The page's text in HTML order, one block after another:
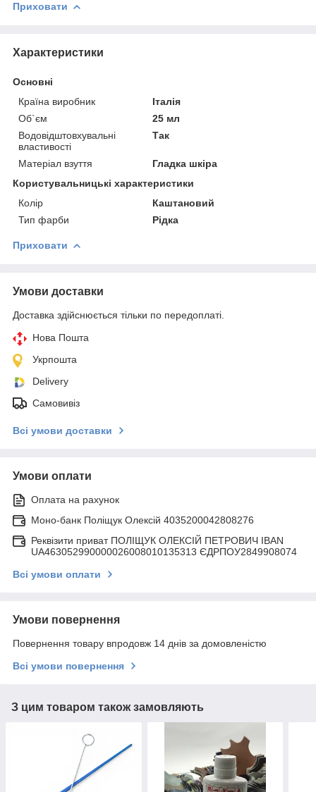
Приховати
Характеристики
Основні
Країна виробник
Італія
Об`єм
25 мл
Водовідштовхувальні
властивості
Так
Матеріал взуття
Гладка шкіра
Користувальницькі характеристики
Колір
Каштановий
Тип фарби
Рідка
Приховати
Умови доставки
Доставка здійснюється тільки по передоплаті.
Нова Пошта
Укрпошта
Delivery
Самовивіз
Всі умови доставки
Умови оплати
Оплата на рахунок
Моно-банк Поліщук Олексій 4035200042808276
Реквізити приват ПОЛІЩУК ОЛЕКСІЙ ПЕТРОВИЧ IBAN
UA463052990000026008010135313 ЄДРПОУ2849908074
Всі умови оплати
Умови повернення
Повернення товару впродовж 14 днів за домовленістю
Всі умови повернення
З цим товаром також замовляють